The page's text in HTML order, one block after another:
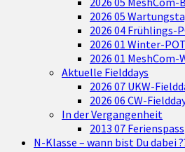
2026 05
2026 04 Frühlings-
2026 01 Winter-
2026 01 MeshCom-
Aktuelle Fielddays
2026 07 UKW-
2026 06 CW-
In der Vergangenheit
2013 07 Ferienspass
N-Klasse – wann bist Du dabei